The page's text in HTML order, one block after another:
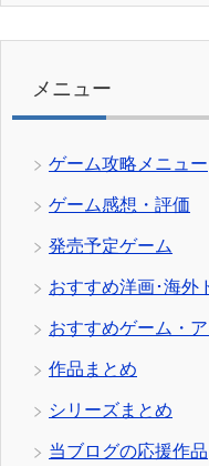
リ
メニュー
ゲーム攻略メニュー
ゲーム感想・評価
発売予定ゲーム
おすすめ洋画･海外
おすすめゲーム・ア
作品まとめ
シリーズまとめ
当ブログの応援作品